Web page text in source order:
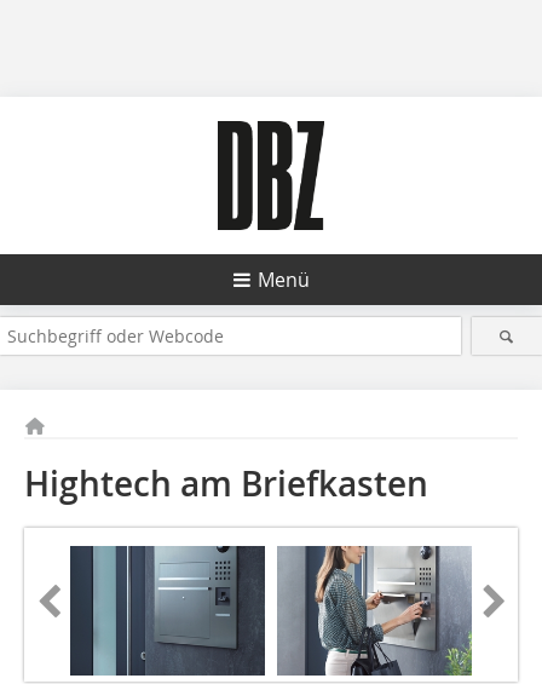
Menü
Hightech am Briefkasten